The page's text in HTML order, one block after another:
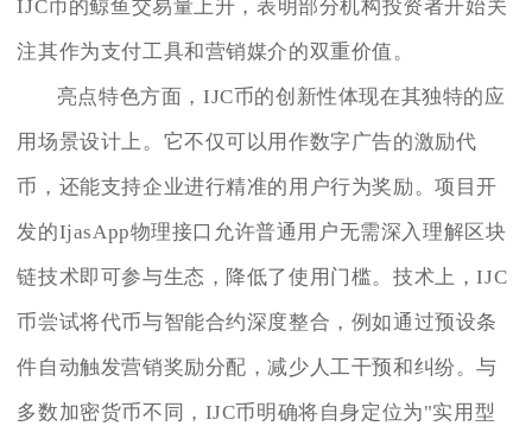
IJC币的鲸鱼交易量上升，表明部分机构投资者开始关
注其作为支付工具和营销媒介的双重价值。
亮点特色方面，IJC币的创新性体现在其独特的应
用场景设计上。它不仅可以用作数字广告的激励代
币，还能支持企业进行精准的用户行为奖励。项目开
发的IjasApp物理接口允许普通用户无需深入理解区块
链技术即可参与生态，降低了使用门槛。技术上，IJC
币尝试将代币与智能合约深度整合，例如通过预设条
件自动触发营销奖励分配，减少人工干预和纠纷。与
多数加密货币不同，IJC币明确将自身定位为"实用型